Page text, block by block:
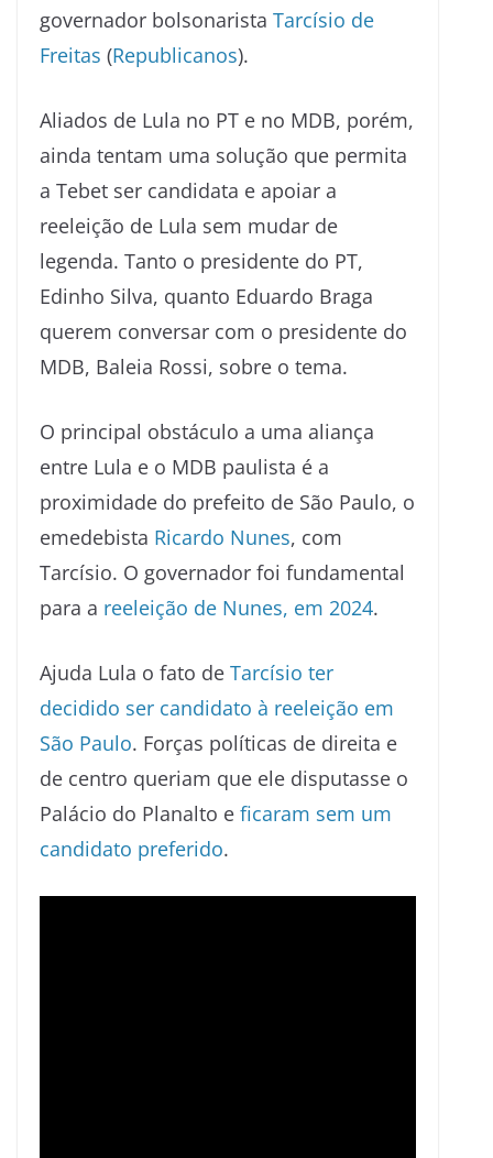
governador bolsonarista Tarcísio de
Freitas (Republicanos).
Aliados de Lula no PT e no MDB, porém,
ainda tentam uma solução que permita
a Tebet ser candidata e apoiar a
reeleição de Lula sem mudar de
legenda. Tanto o presidente do PT,
Edinho Silva, quanto Eduardo Braga
querem conversar com o presidente do
MDB, Baleia Rossi, sobre o tema.
O principal obstáculo a uma aliança
entre Lula e o MDB paulista é a
proximidade do prefeito de São Paulo, o
emedebista Ricardo Nunes, com
Tarcísio. O governador foi fundamental
para a reeleição de Nunes, em 2024.
Ajuda Lula o fato de Tarcísio ter
decidido ser candidato à reeleição em
São Paulo. Forças políticas de direita e
de centro queriam que ele disputasse o
Palácio do Planalto e ficaram sem um
candidato preferido.